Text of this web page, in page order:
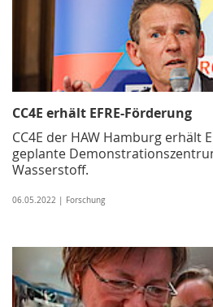
CC4E erhält EFRE-Förderung
CC4E der HAW Hamburg erhält
geplante
Wasserstoff.
06.05.2022 | Forschung